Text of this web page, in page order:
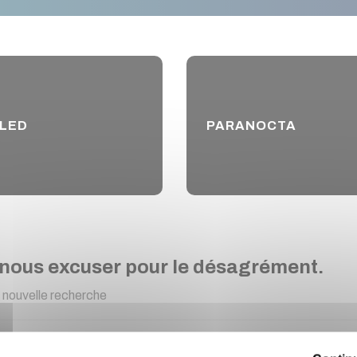
PARANOCTA
excuser pour le désagrément.
recherche